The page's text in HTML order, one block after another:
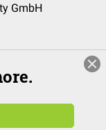
GmbH